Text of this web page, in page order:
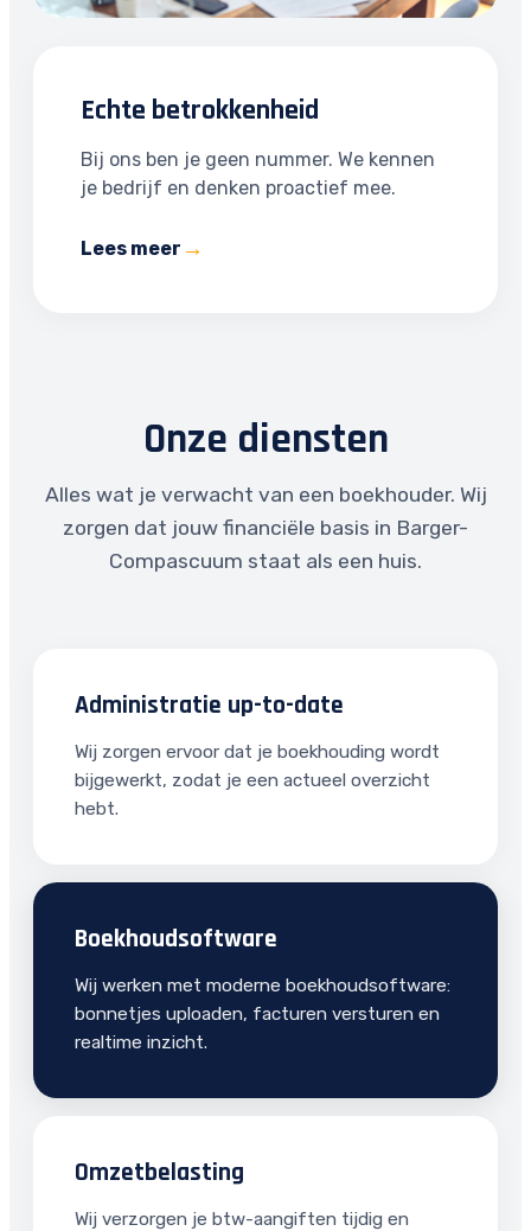
Echte betrokkenheid
Bij ons ben je geen nummer. We kennen
je bedrijf en denken proactief mee.
Lees meer
Onze diensten
Alles wat je verwacht van een boekhouder. Wij
zorgen dat jouw financiële basis in Barger-
Compascuum staat als een huis.
Administratie up-to-date
Wij zorgen ervoor dat je boekhouding wordt
bijgewerkt, zodat je een actueel overzicht
hebt.
Boekhoudsoftware
Wij werken met moderne boekhoudsoftware:
bonnetjes uploaden, facturen versturen en
realtime inzicht.
Omzetbelasting
Wij verzorgen je btw-aangiften tijdig en